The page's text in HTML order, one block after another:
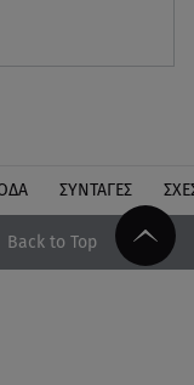
ΣΥΝΤΑΓΕΣ
Back to Top